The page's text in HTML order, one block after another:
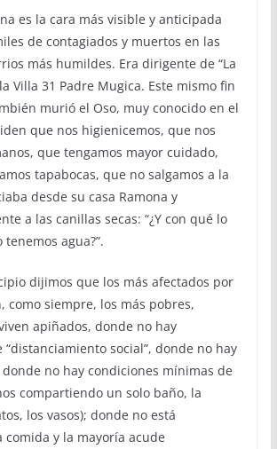
es la cara más visible y anticipada
de contagiados y muertos en las
más humildes. Era dirigente de “La
Villa 31 Padre Mugica. Este mismo fin
murió el Oso, muy conocido en el
que nos higienicemos, que nos
que tengamos mayor cuidado,
tapabocas, que no salgamos a la
desde su casa Ramona y
a las canillas secas: “¿Y con qué lo
agua?”.
dijimos que los más afectados por
como siempre, los más pobres,
apiñados, donde no hay
social”, donde no hay
no hay condiciones mínimas de
compartiendo un solo baño, la
los vasos); donde no está
comida y la mayoría acude